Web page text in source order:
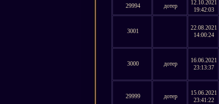
29994 дотер
12.10.2021
19:42:03
3001
22.08.2021
14:00:24
3000 дотер
16.06.2021
23:13:37
29999 дотер
15.06.2021
23:41:22